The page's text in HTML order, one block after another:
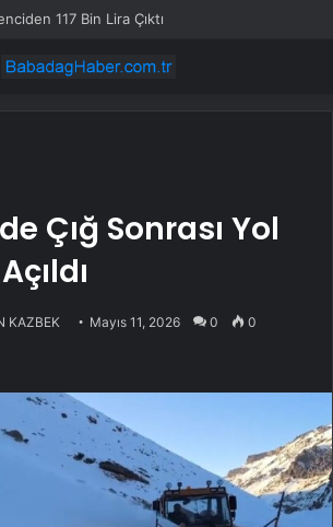
117 Bin Lira Çıktı
Çığ Sonrası Yol
KAZBEK Mayıs 11, 2026 0 0